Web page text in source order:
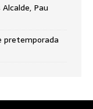
Pau
pretemporada